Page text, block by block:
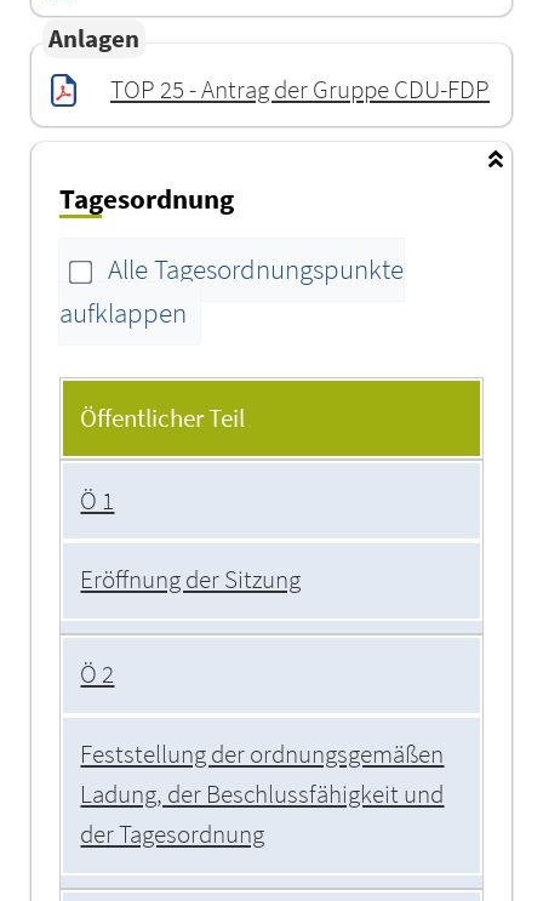
Anlagen
TOP 25 - Antrag der Gruppe CDU-FDP
Tagesordnung
Alle Tagesordnungspunkte
aufklappen
Tagesordnung
Öffentlicher Teil
Ö 1
Eröffnung der Sitzung
Ö 2
Feststellung der ordnungsgemäßen
Ladung, der Beschlussfähigkeit und
der Tagesordnung